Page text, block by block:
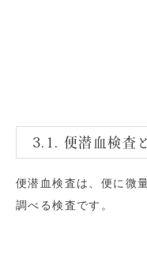
3.1. 便潜血検査
便潜血検査は、便に微
調べる検査です。